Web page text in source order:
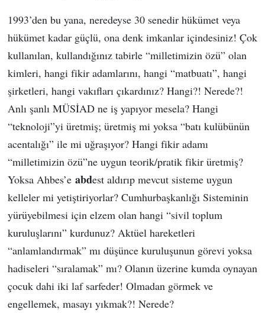
1993’den bu yana, neredeyse 30 senedir hükümet veya
hükümet kadar güçlü, ona denk imkanlar içindesiniz! Çok
kullanılan, kullandığınız tabirle “milletimizin özü” olan
kimleri, hangi fikir adamlarını, hangi “matbuatı”, hangi
şirketleri, hangi vakıfları çıkardınız? Hangi?! Nerede?!
Anlı şanlı MÜSİAD ne iş yapıyor mesela? Hangi
“teknoloji”yi üretmiş; üretmiş mi yoksa “batı kulübünün
acentalığı” ile mi uğraşıyor? Hangi fikir adamı
“milletimizin özü”ne uygun teorik/pratik fikir üretmiş?
Yoksa Ahbes’e abdest aldırıp mevcut sisteme uygun
kelleler mi yetiştiriyorlar? Cumhurbaşkanlığı Sisteminin
yürüyebilmesi için elzem olan hangi “sivil toplum
kuruluşlarını” kurdunuz? Aktüel hareketleri
“anlamlandırmak” mı düşünce kuruluşunun görevi yoksa
hadiseleri “sıralamak” mı? Olanın üzerine kumda oynayan
çocuk dahi iki laf sarfeder! Olmadan görmek ve
engellemek, masayı yıkmak?! Nerede?